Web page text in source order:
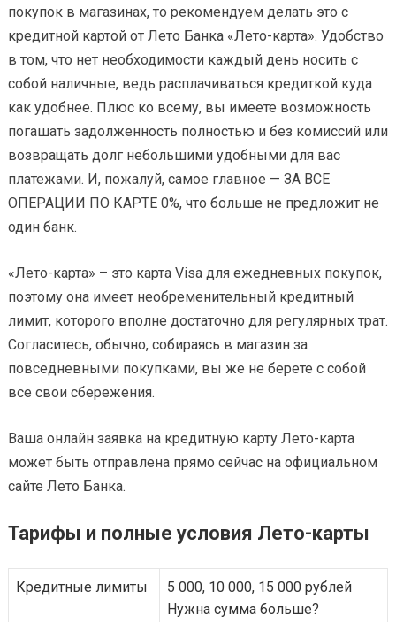
покупок в магазинах, то рекомендуем делать это с
кредитной картой от Лето Банка «Лето-карта». Удобство
в том, что нет необходимости каждый день носить с
собой наличные, ведь расплачиваться кредиткой куда
как удобнее. Плюс ко всему, вы имеете возможность
погашать задолженность полностью и без комиссий или
возвращать долг небольшими удобными для вас
платежами. И, пожалуй, самое главное — ЗА ВСЕ
ОПЕРАЦИИ ПО КАРТЕ 0%, что больше не предложит не
один банк.
«Лето-карта» – это карта Visa для ежедневных покупок,
поэтому она имеет необременительный кредитный
лимит, которого вполне достаточно для регулярных трат.
Согласитесь, обычно, собираясь в магазин за
повседневными покупками, вы же не берете с собой
все свои сбережения.
Ваша онлайн заявка на кредитную карту Лето-карта
может быть отправлена прямо сейчас на официальном
сайте Лето Банка.
Тарифы и полные условия Лето-карты
Кредитные лимиты
5 000, 10 000, 15 000 рублей
Нужна сумма больше?